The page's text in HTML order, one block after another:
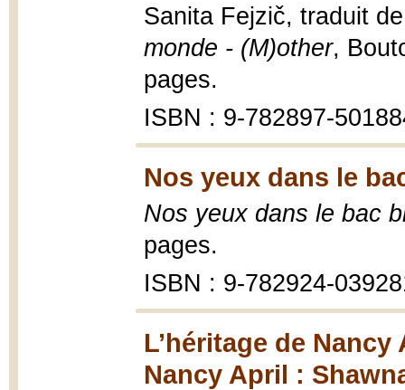
Sanita Fejzič, traduit
monde - (M)other,
pages.
ISBN : 9-782897-
Nos yeux dans le
Nos yeux dans le bac
pages.
ISBN : 9-782924-
L’héritage de
Nancy April :